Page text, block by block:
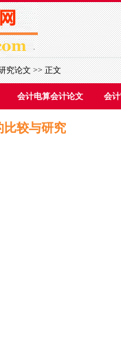
究论文>> 正文
会计电算会计论文 会
比较与研究